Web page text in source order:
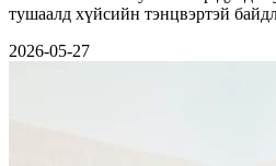
тушаалд хүйсийн тэнцвэртэй
2026-05-27